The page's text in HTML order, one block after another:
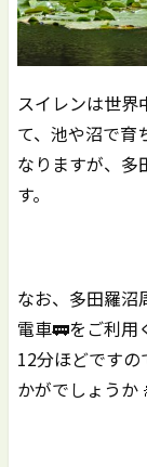
スイレンは世界
て、池や沼で育
なりますが、多
す。
なお、多田羅沼
電車🚃をご利用
12分ほどです
かがでしょう